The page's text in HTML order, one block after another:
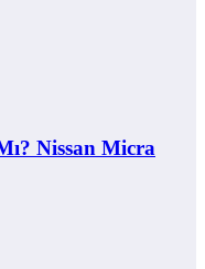
Nissan Micra